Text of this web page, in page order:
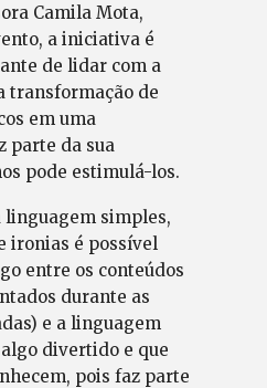
Camila Mota,
a iniciativa é
de lidar com a
transformação de
em uma
parte da sua
pode estimulá-los.
linguagem simples,
ironias é possível
entre os conteúdos
durante as
e a linguagem
divertido e que
pois faz parte